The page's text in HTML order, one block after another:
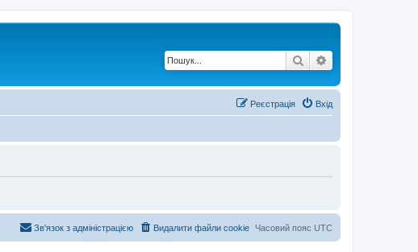
Пошук
Вхід
Реєстрація
Часовий пояс UTC
Видалити файли cookie
Зв'язок з адміністрацією